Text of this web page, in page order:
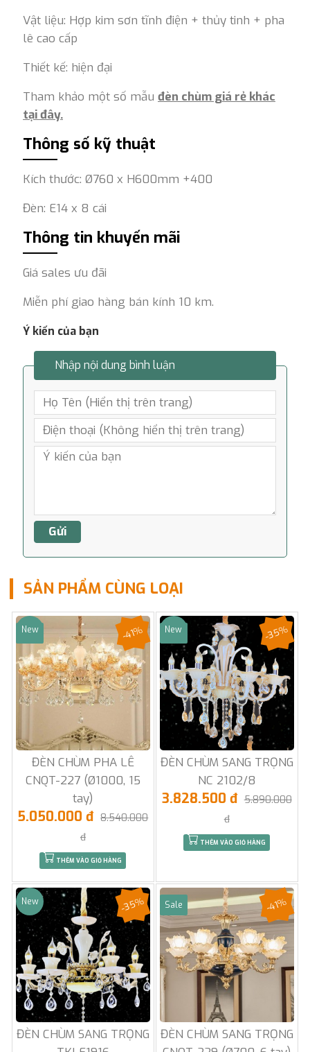
Vật liệu: Hợp kim sơn tĩnh điện + thủy tinh + pha
lê cao cấp
Thiết kế: hiện đại
Tham khảo một số mẫu đèn chùm giá rẻ khác
tại đây.
Thông số kỹ thuật
Kích thước: Ø760 x H600mm +400
Đèn: E14 x 8 cái
Thông tin khuyến mãi
Giá sales ưu đãi
Miễn phí giao hàng bán kính 10 km.
Ý kiến của bạn
Nhập nội dung bình luận
SẢN PHẨM CÙNG LOẠI
Sale
New
ĐÈN CHÙM PHA LÊ
CNQT-227 (Ø1000, 15
tay)
-41%
5.050.000 đ 8.540.000
đ
THÊM VÀO GIỎ HÀNG
Sale
New
ĐÈN CHÙM SANG TRỌNG
NC 2102/8
-35%
3.828.500 đ 5.890.000
đ
THÊM VÀO GIỎ HÀNG
New
ĐÈN CHÙM SANG TRỌNG
-35% Sale
ĐÈN CHÙM SANG TRỌNG
-41%